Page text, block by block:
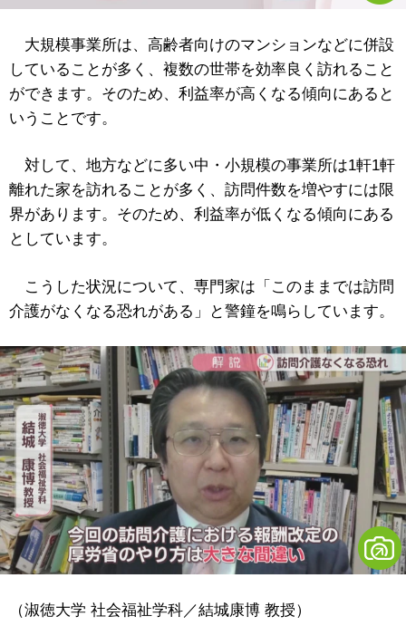
大規模事業所は、高齢者向けのマンションなどに併設
していることが多く、複数の世帯を効率良く訪れること
ができます。そのため、利益率が高くなる傾向にあると
いうことです。
対して、地方などに多い中・小規模の事業所は1軒1軒
離れた家を訪れることが多く、訪問件数を増やすには限
界があります。そのため、利益率が低くなる傾向にある
としています。
こうした状況について、専門家は「このままでは訪問
介護がなくなる恐れがある」と警鐘を鳴らしています。
（淑徳大学 社会福祉学科／結城康博 教授）